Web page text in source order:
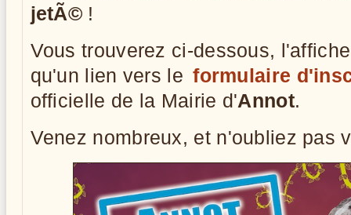
jetÃ© !
Vous trouverez ci-dessous,
qu'un lien vers le formulaire
officielle de la Mairie d'Annot.
Venez nombreux, et n'oubliez pas